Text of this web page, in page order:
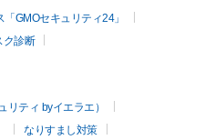
GMOセキュリティ24」
ク診断
ティ byイエラエ）
なりすまし対策